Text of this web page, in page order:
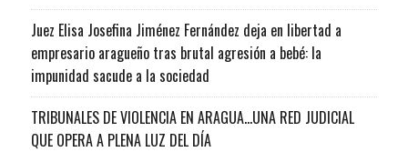
Juez Elisa Josefina Jiménez Fernández deja en libertad a
empresario aragueño tras brutal agresión a bebé: la
impunidad sacude a la sociedad
TRIBUNALES DE VIOLENCIA EN ARAGUA…UNA RED JUDICIAL
QUE OPERA A PLENA LUZ DEL DÍA